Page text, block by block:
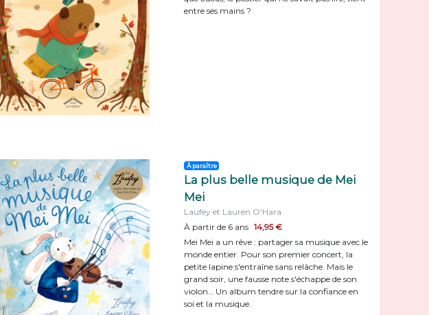
entre ses mains ?
À paraître
La plus belle musique de Mei
Mei
Laufey et Lauren O'Hara
À partir de 6 ans 14,95 €
Mei Mei a un rêve : partager sa musique avec le
monde entier. Pour son premier concert, la
petite lapine s'entraîne sans relâche. Mais le
grand soir, une fausse note s'échappe de son
violon… Un album tendre sur la confiance en
soi et la musique.